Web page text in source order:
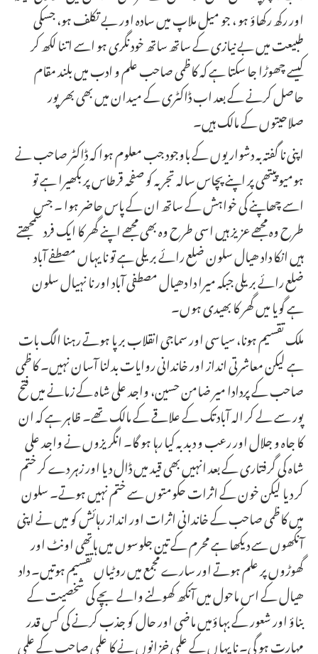
اور رکھ رکھاؤ ہو ، جو میل ملاپ میں سادہ اور بے تکلف ہو، جسکی
طبیعت میں بے نیازی کے ساتھ ساتھ خود نگری ہو اسے اتنا لکھ کر
کیسے چھوڑا جا سکتا ہے کہ کاظمی صاحب علم و ادب میں بلند مقام
حاصل کرنے کے بعد اب ڈاکٹری کے میدان میں بھی بھر پور
صلاحیتوں کے مالک ہیں۔
اپنی نا گفتہ بہ دشواریوں کے باوجود جب معلوم ہوا کہ ڈاکٹر صاحب نے
ہومیو پیتھی پر اپنے پچاس سالہ تجربہ کو صفحہ قرطاس پر بکھیرا ہے تو
اسے چھاپنے کی خواہش کے ساتھ ان کے پاس حاضر ہوا ۔ جس
طرح وہ مجھے عزیز ہیں اسی طرح وہ بھی مجھے اپنے گھر کا ایک فرد سمجھتے
ہیں انکا داد ھیال سلون ضلع رائے بریلی ہے تو نا یہاں مصطفے آباد
ضلع رائے بریلی جبکہ میرا دا دھیال مصطفی آباد اور نا نہیال سلون
ہے گویا میں گھر کا بھیدی ہوں۔
ملک تقسیم ہونا، سیاسی اور سماجی انقلاب برپا ہوتے رہنا الگ بات
ہے لیکن معاشرتی انداز اور خاندانی روایات بدلنا آسان نہیں۔ کاظمی
صاحب کے پردادا میر ضامن حسین، واجد علی شاہ کے زمانے میں فتح
پور سے لے کر الہ آباد تک کے علاقے کے مالک تھے۔ ظاہر ہے کہ ان
کا جاہ و جلال اور رعب و دبدبہ کیا رہا ہو گا۔ انگریزوں نے واجد علی
شاہ کی گرفتاری کے بعد انہیں بھی قید میں ڈال دیا اور زہر دے کر ختم
کر دیا لیکن خون کے اثرات حکومتوں سے ختم نہیں ہوتے۔ سلون
میں کاظمی صاحب کے خاندانی اثرات اور انداز رہائش کو میں نے اپنی
آنکھوں سے دیکھا ہے محرم کے تین جلوسوں میں ہاتھی اونٹ اور
گھوڑوں پر علم ہوتے اور سارے مجمع میں روٹیاں تقسیم ہوتیں۔ داد
ھیال کے اس ماحول میں آنکھ کھولنے والے بچے کی شخصیت کے
بناؤ اور شعور کے بہاؤمیں ماضی اور حال کو جذب کرنے کی کس قدر
مہارت ہو گی۔ نا یہاں کے علمی خزانوں نے کا علمی صاحب کے علمی